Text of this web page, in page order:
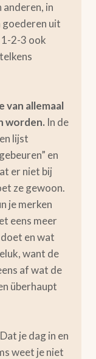
anderen, in
goederen uit
1-2-3 ook
van allemaal
worden. In de
lijst
en
er niet bij
ze gewoon.
je merken
eens meer
en wat
want de
af wat de
überhaupt
Dat je dag in en
weet je niet